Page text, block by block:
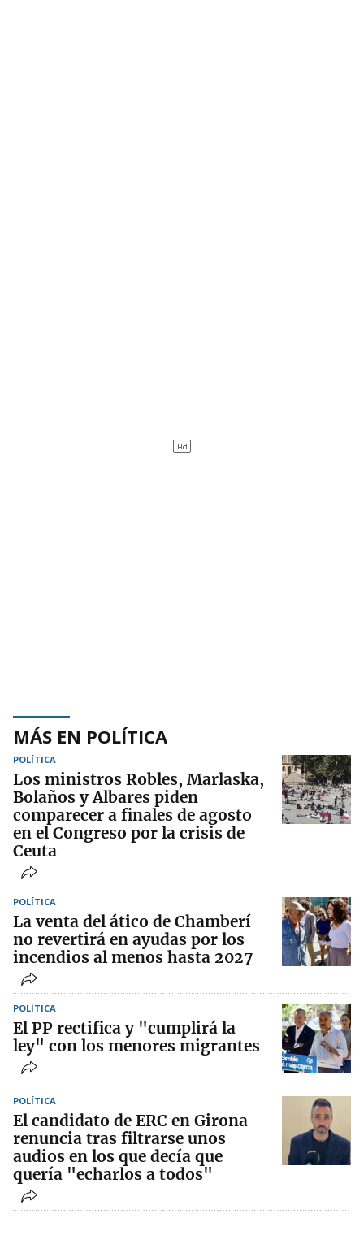
MÁS EN POLÍTICA
POLÍTICA
Los ministros Robles, Marlaska,
Bolaños y Albares piden
comparecer a finales de agosto
en el Congreso por la crisis de
Ceuta
POLÍTICA
La venta del ático de Chamberí
no revertirá en ayudas por los
incendios al menos hasta 2027
POLÍTICA
El PP rectifica y "cumplirá la
ley" con los menores migrantes
POLÍTICA
El candidato de ERC en Girona
renuncia tras filtrarse unos
audios en los que decía que
quería "echarlos a todos"